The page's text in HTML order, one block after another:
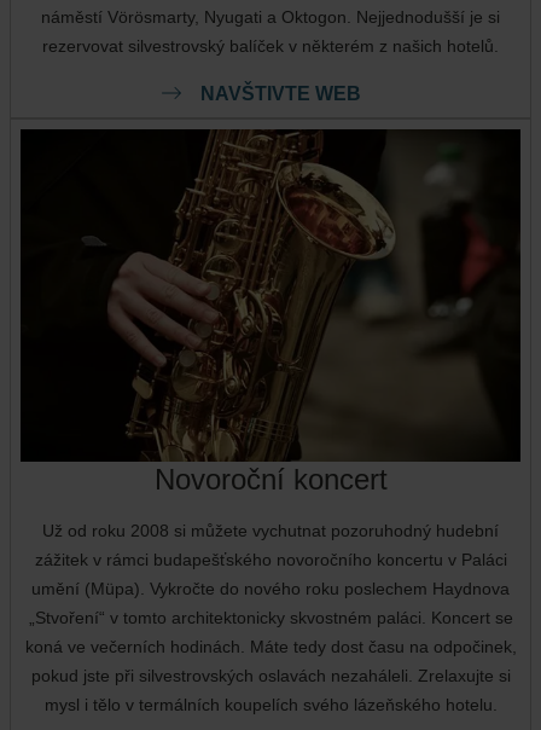
náměstí Vörösmarty, Nyugati a Oktogon. Nejjednodušší je si
rezervovat silvestrovský balíček v některém z našich hotelů.
NAVŠTIVTE WEB
Novoroční koncert
Už od roku 2008 si můžete vychutnat pozoruhodný hudební
zážitek v rámci budapešťského novoročního koncertu v Paláci
umění (Müpa). Vykročte do nového roku poslechem Haydnova
„Stvoření“ v tomto architektonicky skvostném paláci. Koncert se
koná ve večerních hodinách. Máte tedy dost času na odpočinek,
pokud jste při silvestrovských oslavách nezaháleli. Zrelaxujte si
mysl i tělo v termálních koupelích svého lázeňského hotelu.